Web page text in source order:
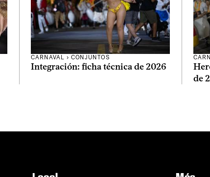
CARNAVAL › CONJUNTOS
Integración: ficha técnica de 2026
de